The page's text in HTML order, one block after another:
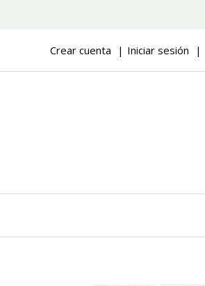
Crear cuenta Iniciar sesión